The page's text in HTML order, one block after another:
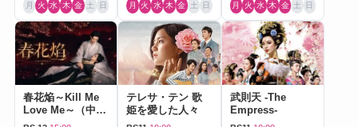
月 火 水 木 金 土 日 月 火 水 木 金 土 日 月 火 水 木 金 土 日
春花焔～Kill Me
Love Me～（中国
ドラマ）
テレサ・テン 歌
姫を愛した人々
武則天 -The
Empress-